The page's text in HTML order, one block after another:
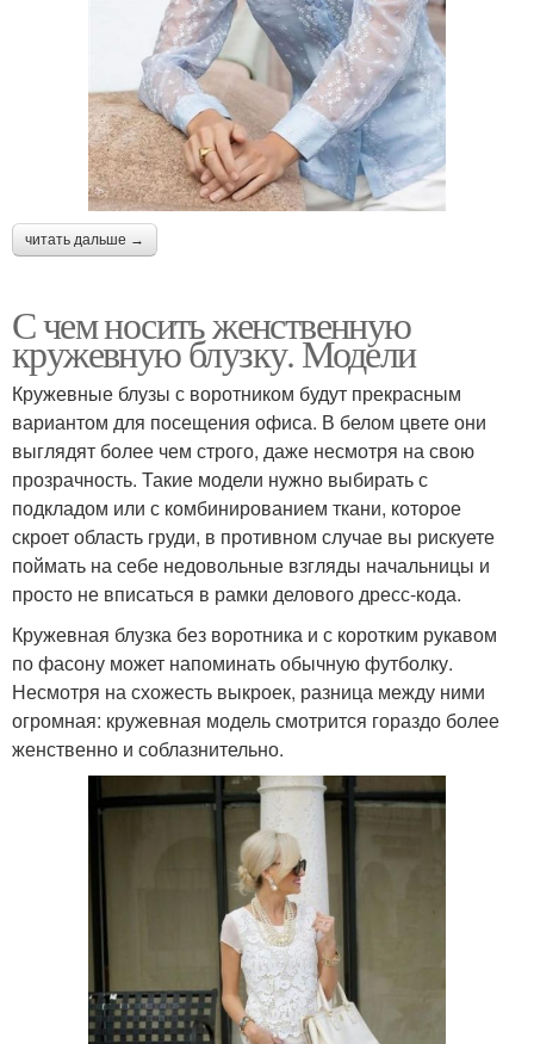
читать дальше →
С чем носить женственную
кружевную блузку. Модели
Кружевные блузы с воротником будут прекрасным
вариантом для посещения офиса. В белом цвете они
выглядят более чем строго, даже несмотря на свою
прозрачность. Такие модели нужно выбирать с
подкладом или с комбинированием ткани, которое
скроет область груди, в противном случае вы рискуете
поймать на себе недовольные взгляды начальницы и
просто не вписаться в рамки делового дресс-кода.
Кружевная блузка без воротника и с коротким рукавом
по фасону может напоминать обычную футболку.
Несмотря на схожесть выкроек, разница между ними
огромная: кружевная модель смотрится гораздо более
женственно и соблазнительно.